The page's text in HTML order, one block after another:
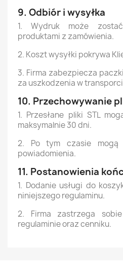
9. Odbiór i wysyłka
1. Wydruk może
produktami z zamówienia.
2. Koszt wysyłki pokrywa
3. Firma zabezpiecza
za uszkodzenia w
10. Przechowywanie
1. Przesłane pliki STL
maksymalnie 30 dni.
2. Po tym czasie mogą
powiadomienia.
11. Postanowienia
1. Dodanie usługi do
niniejszego regulaminu.
2. Firma zastrzega
regulaminie oraz cenniku.